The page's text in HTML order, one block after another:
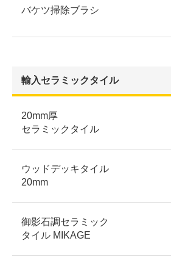
バケツ掃除ブラシ
輸入セラミックタイル
20mm厚
セラミックタイル
ウッドデッキタイル
20mm
御影石調セラミック
タイル MIKAGE